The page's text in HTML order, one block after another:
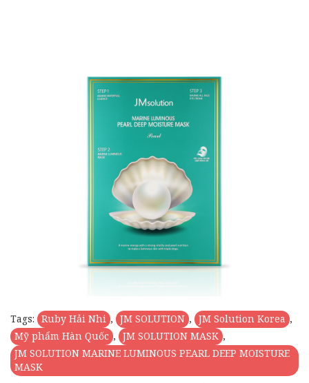
Tags: Ruby Hải Nhi , JM SOLUTION , JM Solution Korea ,
Mỹ phẩm Hàn Quốc , JM SOLUTION MASK ,
JM SOLUTION MARINE LUMINOUS PEARL DEEP MOISTURE
MASK